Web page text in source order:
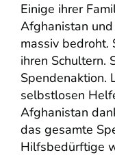
Einige ihrer
Afghanistan
massiv bedroht.
ihren Schultern.
Spendenaktion.
selbstlosen
Afghanistan
das gesamte
Hilfsbedürftige